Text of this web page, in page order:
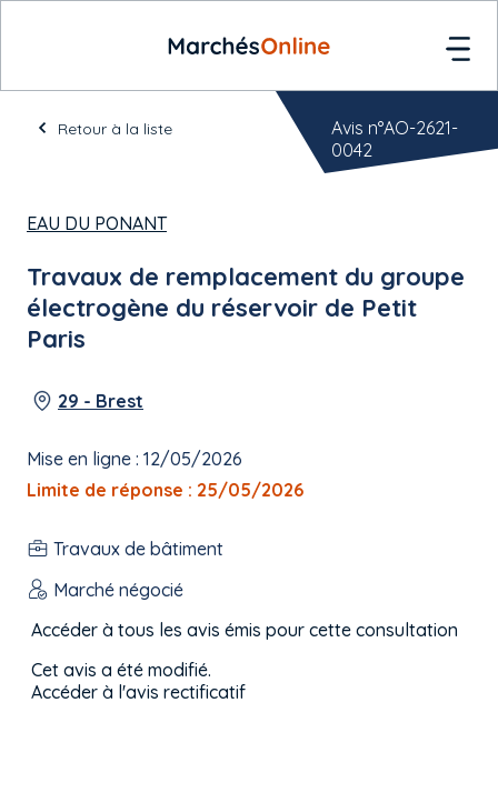
Retour à la liste
EAU DU PONANT
Travaux de remplacement du groupe
électrogène du réservoir de Petit
Paris
29 - Brest
Mise en ligne : 12/05/2026
Limite de réponse : 25/05/2026
Travaux de bâtiment
Marché négocié
Accéder à tous les avis émis pour cette consultation
Cet avis a été modifié.
Accéder à l'avis rectificatif
Avis n°AO-2621-
0042